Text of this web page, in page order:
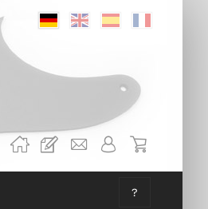
DeutschEnglischSpanisch
?